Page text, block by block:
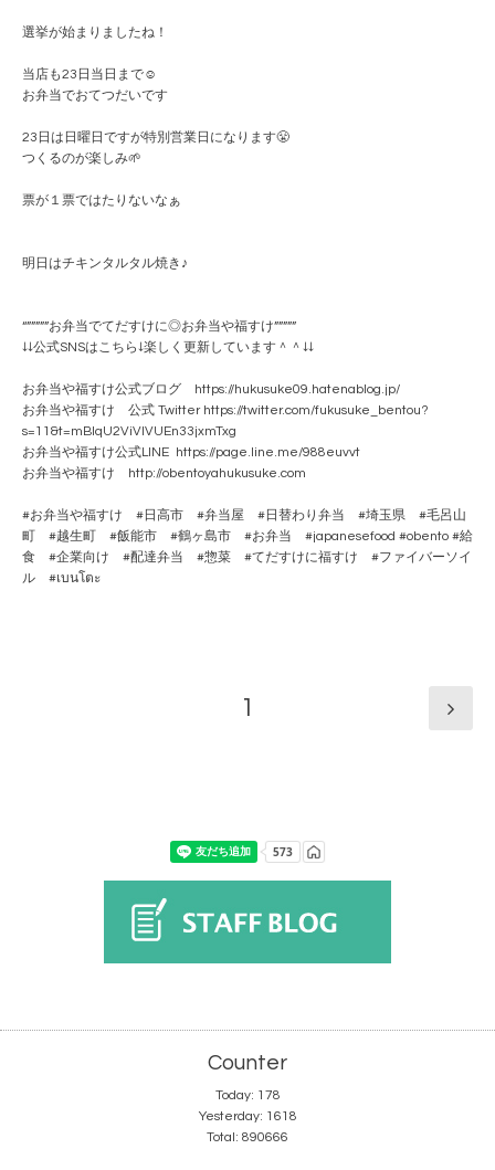
選挙が始まりましたね！
当店も23日当日まで☺️
お弁当でおてつだいです
23日は日曜日ですが特別営業日になります😤
つくるのが楽しみ🌱
票が１票ではたりないなぁ
明日はチキンタルタル焼き♪
“”””””お弁当でてだすけに◎お弁当や福すけ”””””
↓↓公式SNSはこちら↓楽しく更新しています＾＾↓↓
お弁当や福すけ公式ブログ https://hukusuke09.hatenablog.jp/
お弁当や福すけ 公式 Twitter https://twitter.com/fukusuke_bentou?
s=11&t=mBlqU2ViVlVUEn33jxmTxg
お弁当や福すけ公式LINE https://page.line.me/988euvvt
お弁当や福すけ http://obentoyahukusuke.com
#お弁当や福すけ #日高市 #弁当屋 #日替わり弁当 #埼玉県 #毛呂山
町 #越生町 #飯能市 #鶴ヶ島市 #お弁当 #japanesefood #obento #給
食 #企業向け #配達弁当 #惣菜 #てだすけに福すけ #ファイバーソイ
ル #เบนโตะ
1
Counter
Today: 178
Yesterday: 1618
Total: 890666